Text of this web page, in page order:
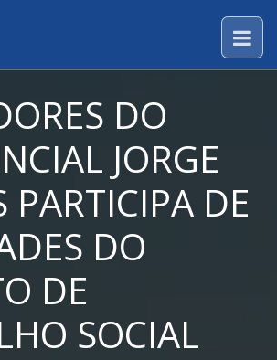
DO
JORGE
PARTICIPA DE
DO
DE
SOCIAL